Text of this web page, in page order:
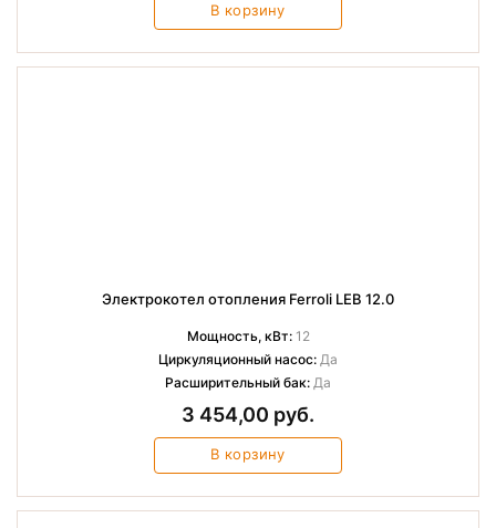
В корзину
Электрокотел отопления Ferroli LEB 12.0
Мощность, кВт:12
Циркуляционный насос: Да
Расширительный бак: Да
3 454,00 руб.
В корзину